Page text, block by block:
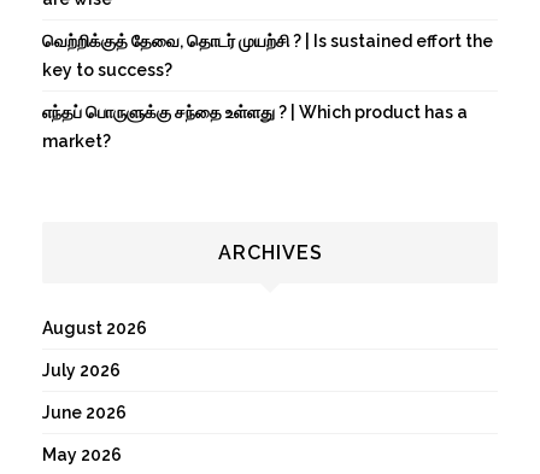
வெற்றிக்குத் தேவை, தொடர் முயற்சி ? | Is sustained effort the
key to success?
எந்தப் பொருளுக்கு சந்தை உள்ளது ? | Which product has a
market?
ARCHIVES
August 2026
July 2026
June 2026
May 2026